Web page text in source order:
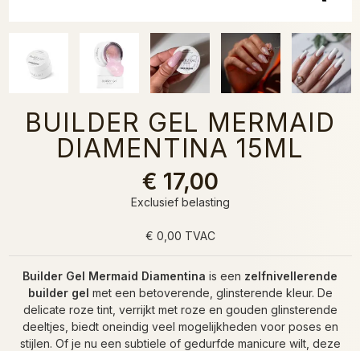
BUILDER GEL MERMAID
DIAMENTINA 15ML
€ 17,00
Exclusief belasting
€ 0,00 TVAC
Builder Gel Mermaid Diamentina is een zelfnivellerende
builder gel met een betoverende, glinsterende kleur. De
delicate roze tint, verrijkt met roze en gouden glinsterende
deeltjes, biedt oneindig veel mogelijkheden voor poses en
stijlen. Of je nu een subtiele of gedurfde manicure wilt, deze